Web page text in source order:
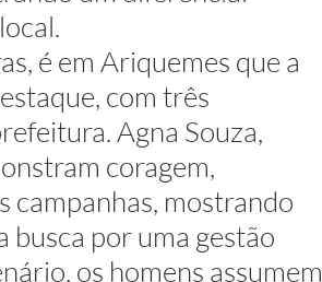
é em Ariquemes que a
com três
Agna Souza,
coragem,
campanhas, mostrando
busca por uma gestão
os homens assumem